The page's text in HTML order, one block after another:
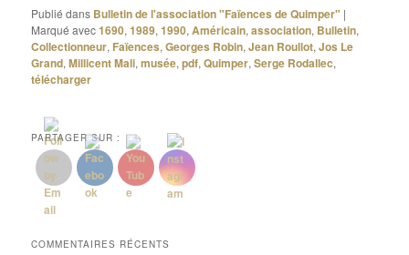
Publié dans Bulletin de l'association "Faïences de Quimper" |
Marqué avec1690,1989,1990,Américain,association, Bulletin,
Collectionneur, Faïences,Georges Robin,Jean Roullot,Jos Le
Grand,Millicent Mali,musée,pdf,Quimper,Serge Rodallec,
télécharger
PARTAGER SUR :
COMMENTAIRES RÉCENTS